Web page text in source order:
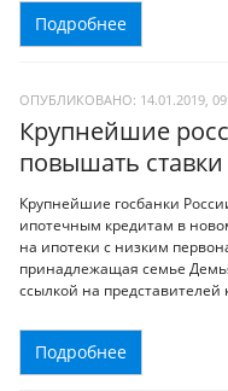
Подробнее
ОПУБЛИКОВАНО: 14.01.2019,
Крупнейшие
повышать ставки
Крупнейшие госбанки
ипотечным кредитам в
на ипотеки с низким
принадлежащая семье
ссылкой на
Подробнее